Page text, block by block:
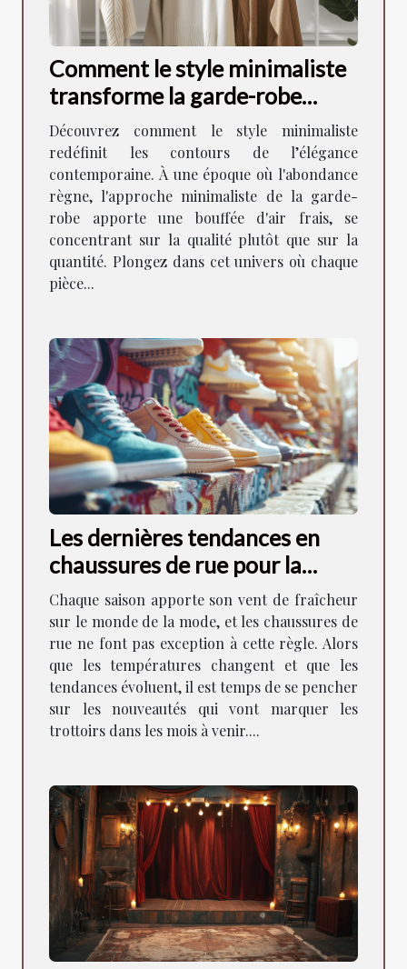
Comment le style minimaliste
transforme la garde-robe
moderne
Découvrez comment le style minimaliste
redéfinit les contours de l’élégance
contemporaine. À une époque où l'abondance
règne, l'approche minimaliste de la garde-
robe apporte une bouffée d'air frais, se
concentrant sur la qualité plutôt que sur la
quantité. Plongez dans cet univers où chaque
pièce...
Les dernières tendances en
chaussures de rue pour la
saison à venir
Chaque saison apporte son vent de fraîcheur
sur le monde de la mode, et les chaussures de
rue ne font pas exception à cette règle. Alors
que les températures changent et que les
tendances évoluent, il est temps de se pencher
sur les nouveautés qui vont marquer les
trottoirs dans les mois à venir....